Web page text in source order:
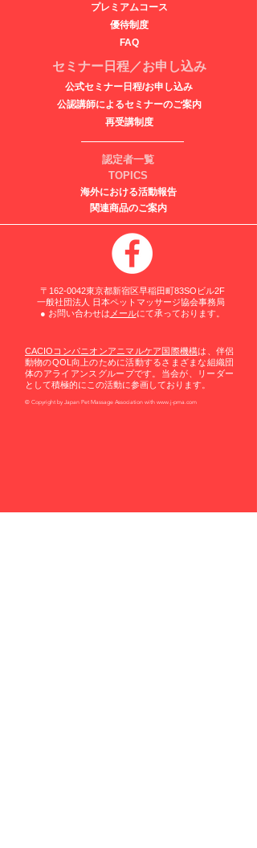
​プレミアムコース
優待制度
FAQ
セミナー日程／お申し込み
公式セミナー日程/お申し込み
公認講師によるセミナーのご案内
再受講制度
認定者一覧
TOPICS
海外における活動報告
関連商品のご案内
〒162-0042東京都新宿区早稲田町83SOビル2F
一般社団法人 日本ペットマッサージ協会事務局
​● お問い合わせは メールにて承っております。
CACIOコンパニオンアニマルケア国際機構は、伴侶
動物のQOL向上のために活動するさまざまな組織団
体のアライアンスグループです。当会が、リーダー
として積極的にこの活動に参画しております。
© Copyright by Japan Pet Massage Association with www.j-pma.com